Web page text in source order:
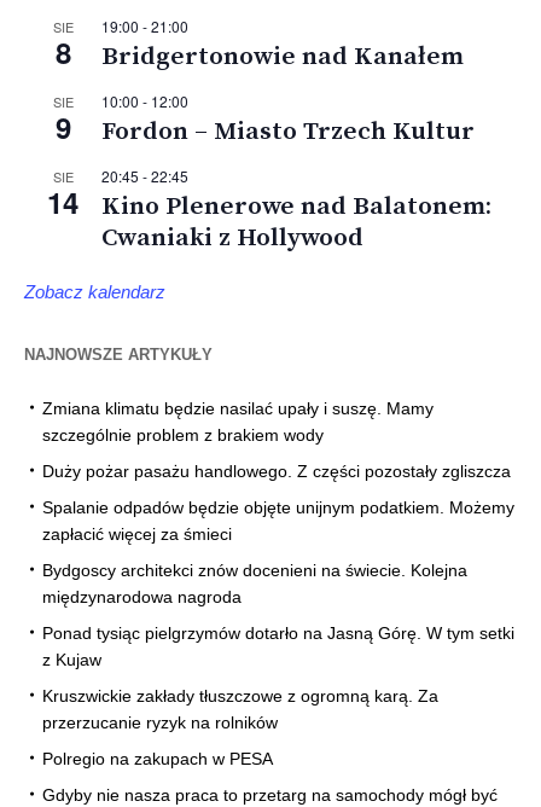
SIE
8
19:00 -21:00
Bridgertonowie nad Kanałem
SIE
9
10:00 - 12:00
Fordon – Miasto Trzech Kultur
SIE
14
20:45 -22:45
Kino Plenerowe nad Balatonem:
Cwaniaki z Hollywood
Zobacz kalendarz
NAJNOWSZE ARTYKUŁY
Zmiana klimatu będzie nasilać upały i suszę. Mamy
szczególnie problem z brakiem wody
Duży pożar pasażu handlowego. Z części pozostały zgliszcza
Spalanie odpadów będzie objęte unijnym podatkiem. Możemy
zapłacić więcej za śmieci
Bydgoscy architekci znów docenieni na świecie. Kolejna
międzynarodowa nagroda
Ponad tysiąc pielgrzymów dotarło na Jasną Górę. W tym setki
z Kujaw
Kruszwickie zakłady tłuszczowe z ogromną karą. Za
przerzucanie ryzyk na rolników
Polregio na zakupach w PESA
Gdyby nie nasza praca to przetarg na samochody mógł być